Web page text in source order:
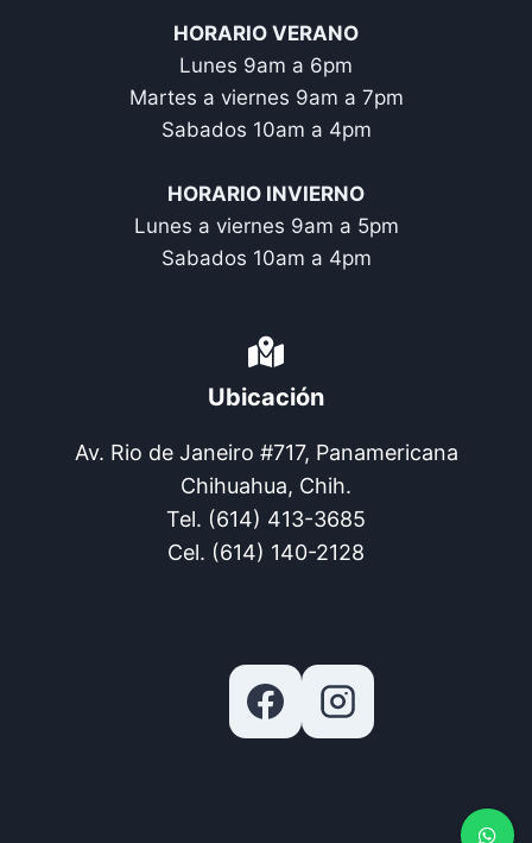
HORARIO VERANO
Lunes 9am a 6pm
Martes a viernes 9am a 7pm
Sabados 10am a 4pm
HORARIO INVIERNO
Lunes a viernes 9am a 5pm
Sabados 10am a 4pm
Ubicación
Av. Rio de Janeiro #717, Panamericana
Chihuahua, Chih.
Tel. (614) 413-3685
Cel. (614) 140-2128